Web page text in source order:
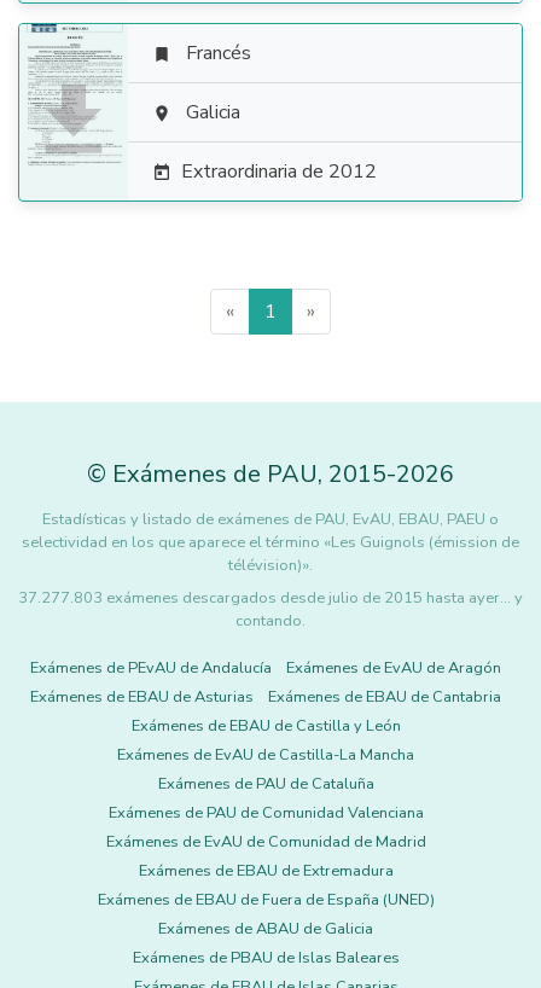

 Francés
 Galicia
 Extraordinaria de 2012
« 1 »
© Exámenes de PAU, 2015-2026
Estadísticas y listado de exámenes de PAU, EvAU, EBAU, PAEU o
selectividad en los que aparece el término «Les Guignols (émission de
télévision)».
37.277.803 exámenes descargados desde julio de 2015 hasta ayer... y
contando.
Exámenes de PEvAU de Andalucía
Exámenes de EvAU de Aragón
Exámenes de EBAU de Asturias
Exámenes de EBAU de Cantabria
Exámenes de EBAU de Castilla y León
Exámenes de EvAU de Castilla-La Mancha
Exámenes de PAU de Cataluña
Exámenes de PAU de Comunidad Valenciana
Exámenes de EvAU de Comunidad de Madrid
Exámenes de EBAU de Extremadura
Exámenes de EBAU de Fuera de España (UNED)
Exámenes de ABAU de Galicia
Exámenes de PBAU de Islas Baleares